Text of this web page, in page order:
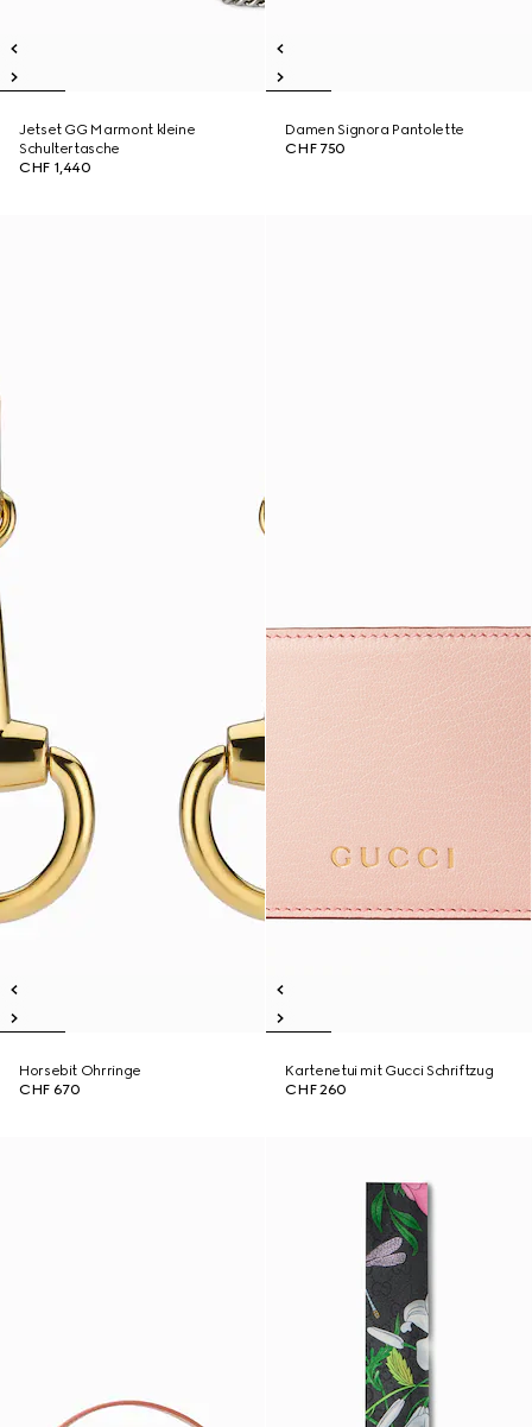
Jetset GG Marmont kleine
Schultertasche
CHF 1,440
Damen Signora Pantolette
CHF 750
Horsebit Ohrringe
CHF 670
Kartenetui mit Gucci Schriftzug
CHF 260